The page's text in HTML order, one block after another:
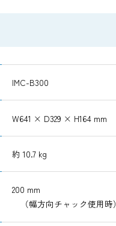
IMC-B300
W641 × D329 × H164 mm
約 10.7 kg
200 mm
（幅方向チャック使用時）